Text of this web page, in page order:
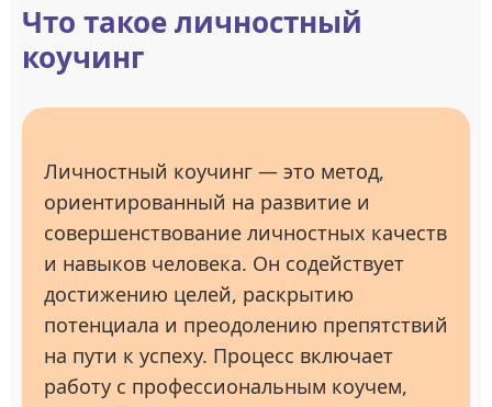
Что такое личностный
коучинг
Личностный коучинг — это метод,
ориентированный на развитие и
совершенствование личностных качеств
и навыков человека. Он содействует
достижению целей, раскрытию
потенциала и преодолению препятствий
на пути к успеху. Процесс включает
работу с профессиональным коучем,